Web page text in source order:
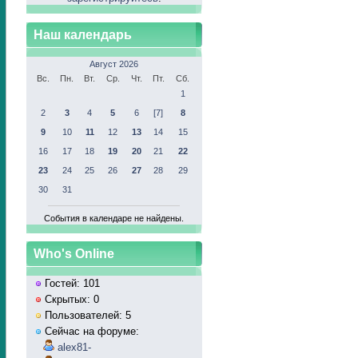
Наш календарь
Август 2026
Вс.
Пн. Вт. Ср. Чт. Пт.
Сб.
1
2
3 4 5 6 [7]
8
9
10 11 12 13 14
15
16
17 18 19 20 21
22
23
24 25 26 27 28
29
30
31
События в календаре не найдены.
Who's Online
Гостей: 101
Скрытых: 0
Пользователей: 5
Сейчас на форуме:
alex81-